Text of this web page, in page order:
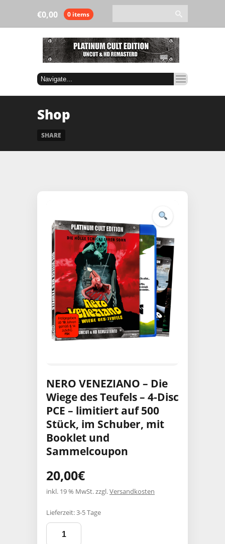
0,00
€ 0 items
Shop
SHARE
NERO VENEZIANO – Die
Wiege des Teufels – 4-Disc
PCE – limitiert auf 500
Stück, im Schuber, mit
Booklet und
Sammelcoupon
20,00€
inkl. 19 % MwSt.zzgl.Versandkosten
Lieferzeit:3-5 Tage
NERO
VENEZIANO